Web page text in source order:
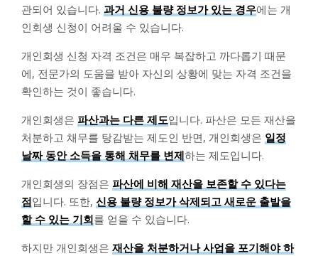
관되어 있습니다. 과거 신용 불량 정보가 있는 경우에는 개
인회생 신청이 어려울 수 있습니다.
개인회생 신청 자격 조건은 매우 복잡하고 까다롭기 때문
에, 전문가의 도움을 받아 자신의 상황에 맞는 자격 조건을
확인하는 것이 좋습니다.
개인회생은 파산과는 다른 제도입니다. 파산은 모든 재산을
처분하고 채무를 탕감받는 제도인 반면, 개인회생은 일정
날짜 동안 소득을 통해 채무를 변제하는 제도입니다.
개인회생의 장점은 파산에 비해 재산을 보존할 수 있다는
점입니다. 또한, 신용 불량 정보가 삭제되고 새로운 출발을
할 수 있는 기회를 얻을 수 있습니다.
하지만 개인회생은 재산을 처분하거나 사업을 포기해야 하